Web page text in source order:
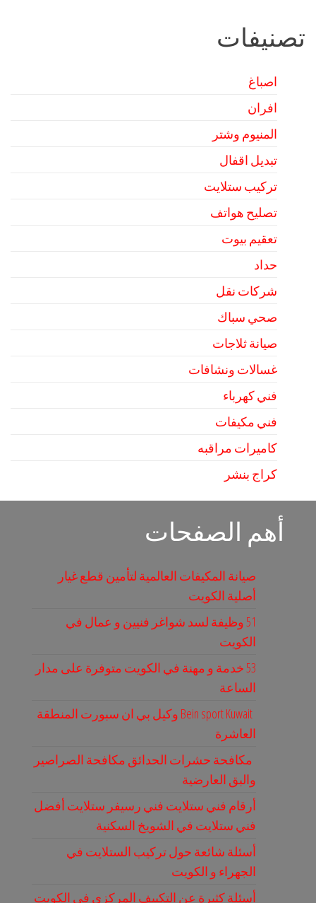
تصنيفات
اصباغ
افران
المنيوم وشتر
تبديل اقفال
تركيب ستلايت
تصليح هواتف
تعقيم بيوت
حداد
شركات نقل
صحي سباك
صيانة ثلاجات
غسالات ونشافات
فني كهرباء
فني مكيفات
كاميرات مراقبه
كراج بنشر
أهم الصفحات
صيانة المكيفات العالمية لتأمين قطع غيار
أصلية الكويت
51 وظيفة لسد شواغر فنيين و عمال في
الكويت
53 خدمة و مهنة في الكويت متوفرة على مدار
الساعة
Bein sport Kuwait وكيل بي ان سبورت المنطقة
العاشرة
مكافحة حشرات الحدائق مكافحة الصراصير
والبق العارضية
أرقام فني ستلايت فني رسيفر ستلايت أفضل
فني ستلايت في الشويخ السكنية
أسئلة شائعة حول تركيب الستلايت في
الجهراء و الكويت
أسئلة كثيرة عن التكييف المركزي في الكويت